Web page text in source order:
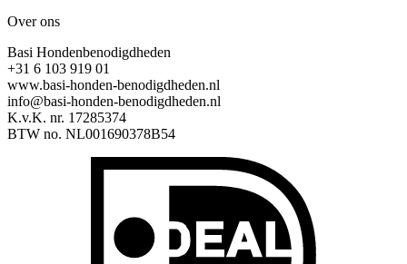
Over ons
Basi Hondenbenodigdheden
+31 6 103 919 01
www.basi-honden-benodigdheden.nl
info@basi-honden-benodigdheden.nl
K.v.K. nr. 17285374
BTW no. NL001690378B54